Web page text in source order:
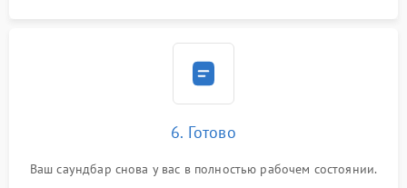
6. Готово
Ваш саундбар снова у вас в полностью рабочем состоянии.